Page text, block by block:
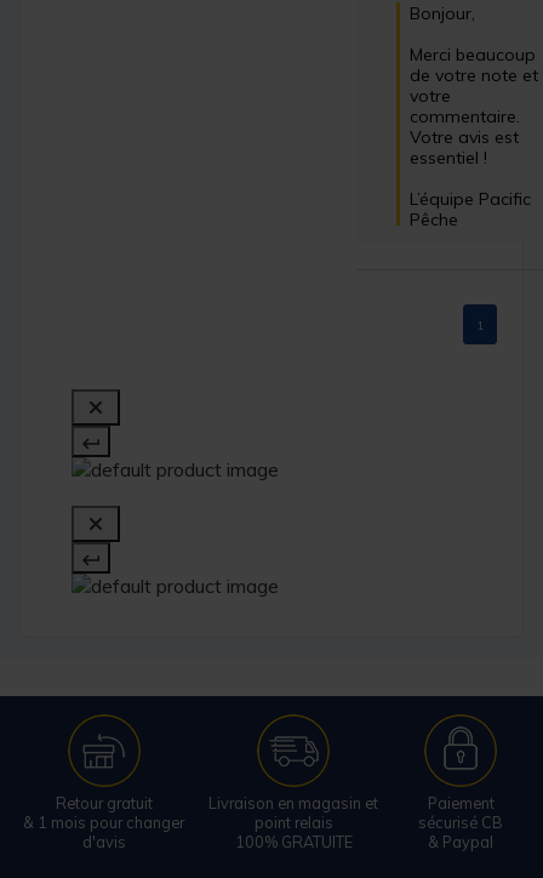
Bonjour,
Merci beaucoup
de votre note et
votre
commentaire.
Votre avis est
essentiel !
L’équipe Pacific
Pêche
1
Retour gratuit
& 1 mois pour changer
d'avis
Livraison en magasin et
point relais
100% GRATUITE
Paiement
sécurisé CB
& Paypal